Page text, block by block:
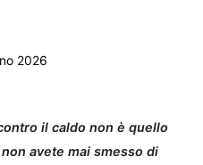
2026
il caldo non è quello
avete mai smesso di